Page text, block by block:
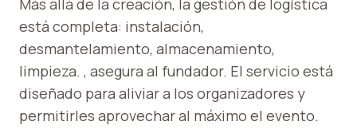
Más allá de la creación, la gestión de logística
está completa: instalación,
desmantelamiento, almacenamiento,
limpieza. , asegura al fundador. El servicio está
diseñado para aliviar a los organizadores y
permitirles aprovechar al máximo el evento.